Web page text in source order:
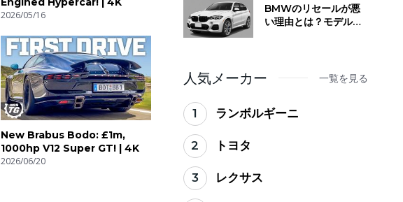
2026/05/16
New Brabus Bodo: £1m,
1000hp V12 Super GT! | 4K
2026/06/20
断基準
BMWのリセールが悪
い理由とは？モデル別
人気メーカー 一覧を見る
1 ランボルギーニ
2 トヨタ
3 レクサス